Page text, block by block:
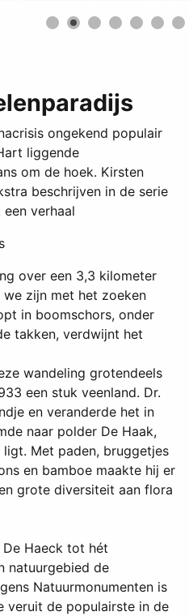
ongekend populair
liggende
om de hoek. Kirsten
beschrijven in de serie
verhaal
over een 3,3 kilometer
zijn met het zoeken
in boomschors, onder
takken, verdwijnt het
wandeling grotendeels
een stuk veenland. Dr.
en veranderde het in
naar polder De Haak,
Met paden, bruggetjes
en bamboe maakte hij er
grote diversiteit aan flora
Haeck tot hét
natuurgebied de
Natuurmonumenten is
veruit de populairste in de